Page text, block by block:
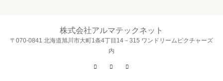
株式会社アルマテックネット
〒070-0841 北海道旭川市大町1条4丁目14－315 ワンドリームピクチャーズ
内
Twitter
Facebook